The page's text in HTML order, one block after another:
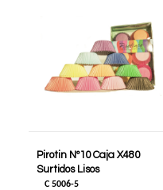
Pirotin Nº10 Caja X480
Surtidos Lisos
C 5006-5